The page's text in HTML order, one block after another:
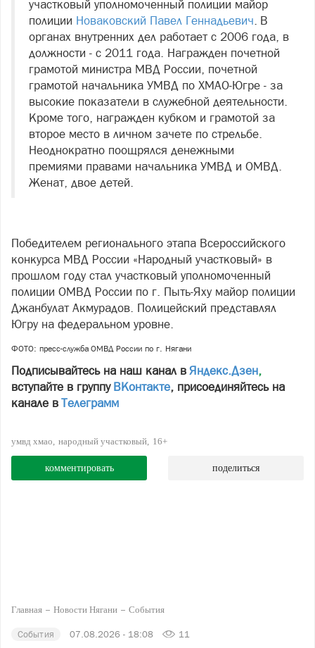
участковый уполномоченный полиции майор
полиции Новаковский Павел Геннадьевич. В
органах внутренних дел работает с 2006 года, в
должности - с 2011 года. Награжден почетной
грамотой министра МВД России, почетной
грамотой начальника УМВД по ХМАО-Югре - за
высокие показатели в служебной деятельности.
Кроме того, награжден кубком и грамотой за
второе место в личном зачете по стрельбе.
Неоднократно поощрялся денежными
премиями правами начальника УМВД и ОМВД.
Женат, двое детей.
Победителем регионального этапа Всероссийского
конкурса МВД России «Народный участковый» в
прошлом году стал участковый уполномоченный
полиции ОМВД России по г. Пыть-Яху майор полиции
Джанбулат Акмурадов. Полицейский представлял
Югру на федеральном уровне.
ФОТО: пресс-служба ОМВД России по г. Нягани
Подписывайтесь на наш канал в Яндекс.Дзен,
вступайте в группу ВКонтакте, присоединяйтесь на
канале в Телеграмм
умвд хмао народный участковый 16+
комментировать поделиться
Главная Новости Нягани События
События 07.08.2026 - 18:08 11